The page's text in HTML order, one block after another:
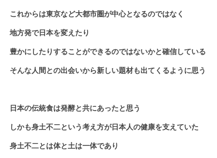
これからは東京など大都市圏が中心となるのではなく
地方発で日本を変えたり
豊かにしたりすることができるのではないかと確信している
そんな人間との出会いから新しい題材も出てくるように思う
日本の伝統食は発酵と共にあったと思う
しかも身土不二という考え方が日本人の健康を支えていた
身土不二とは体と土は一体であり